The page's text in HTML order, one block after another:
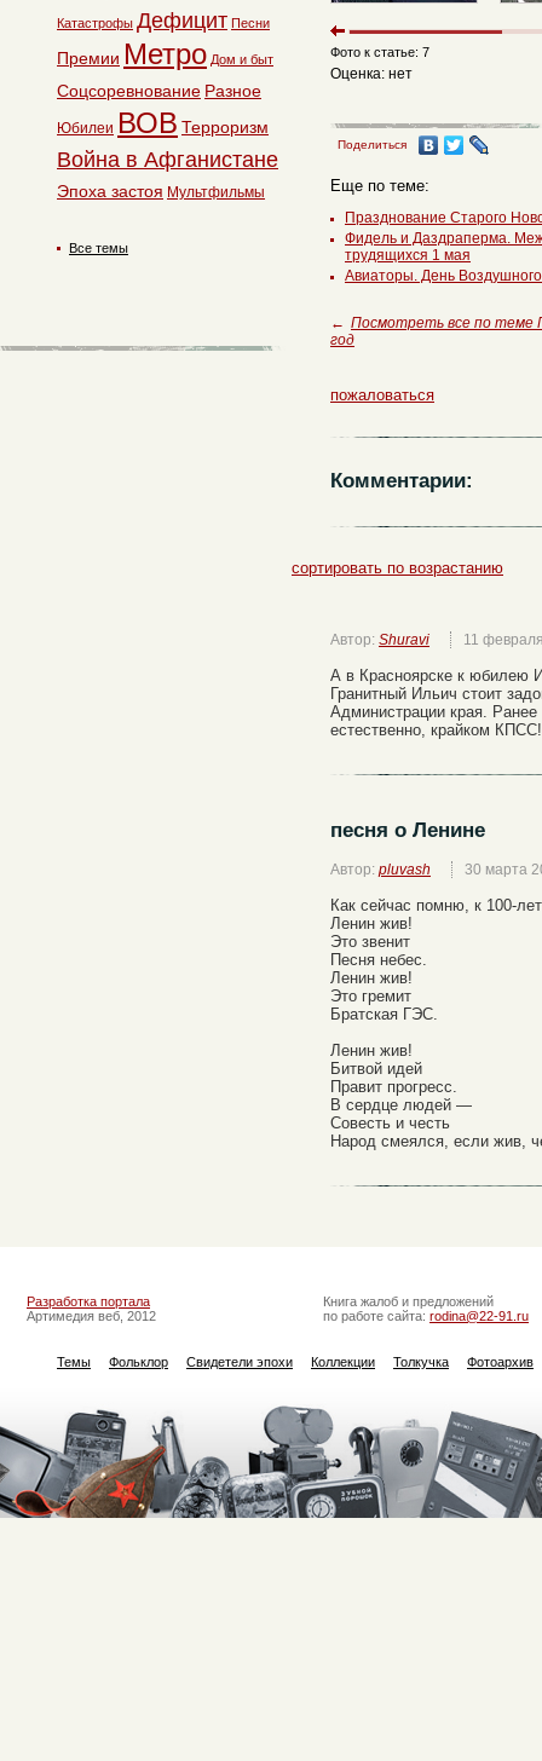
Фото к статье: 7
Оценка: нет
Поделиться
Еще по теме:
Празднование Старого
Фидель и Даздраперма.
трудящихся 1 мая
Авиаторы. День
← Посмотреть все по теме
год
пожаловаться
Комментарии:
сортировать по возрастанию
Автор: Shuravi 11
А в Красноярске к юбилею
Гранитный Ильич стоит
Администрации края.
естественно, крайком КПСС!
песня о Ленине
Автор: pluvash 30 марта
Как сейчас помню, к 100-
Ленин жив!
Это звенит
Песня небес.
Ленин жив!
Это гремит
Братская ГЭС.
Ленин жив!
Битвой идей
Правит прогресс.
В сердце людей —
Совесть и честь
Народ смеялся, если жив,
Катастрофы Дефицит Песни
Премии Метро Дом и быт
Соцсоревнование Разное
Юбилеи ВОВ Терроризм
Война в Афганистане
Эпоха застоя Мультфильмы
Все темы
Разработка портала
Артимедия веб, 2012
Книга жалоб и предложений
по работе сайта: rodina@22-91.ru
Темы Фольклор Свидетели эпохи Коллекции Толкучка Фотоархив